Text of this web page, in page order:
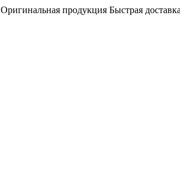
Оригинальная продукция Быстрая